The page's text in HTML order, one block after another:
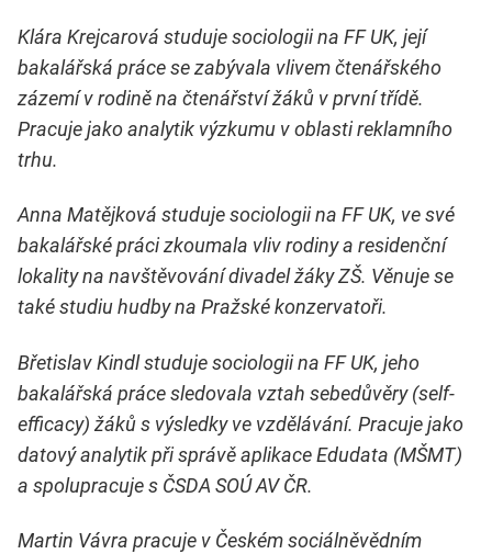
Klára Krejcarová studuje sociologii na FF UK, její
bakalářská práce se zabývala vlivem čtenářského
zázemí v rodině na čtenářství žáků v první třídě.
Pracuje jako analytik výzkumu v oblasti reklamního
trhu.
Anna Matějková studuje sociologii na FF UK, ve své
bakalářské práci zkoumala vliv rodiny a residenční
lokality na navštěvování divadel žáky ZŠ. Věnuje se
také studiu hudby na Pražské konzervatoři.
Břetislav Kindl studuje sociologii na FF UK, jeho
bakalářská práce sledovala vztah sebedůvěry (self-
efficacy) žáků s výsledky ve vzdělávání. Pracuje jako
datový analytik při správě aplikace Edudata (MŠMT)
a spolupracuje s ČSDA SOÚ AV ČR.
Martin Vávra pracuje v Českém sociálněvědním